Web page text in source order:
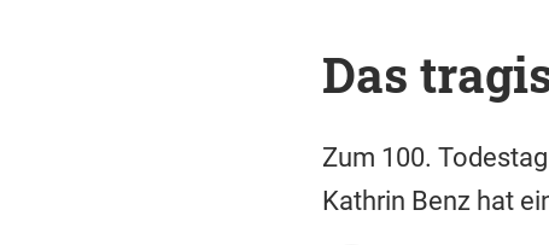
Das
Zum 100.
Kathrin Benz hat